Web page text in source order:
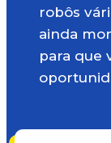
robôs
ainda
para que